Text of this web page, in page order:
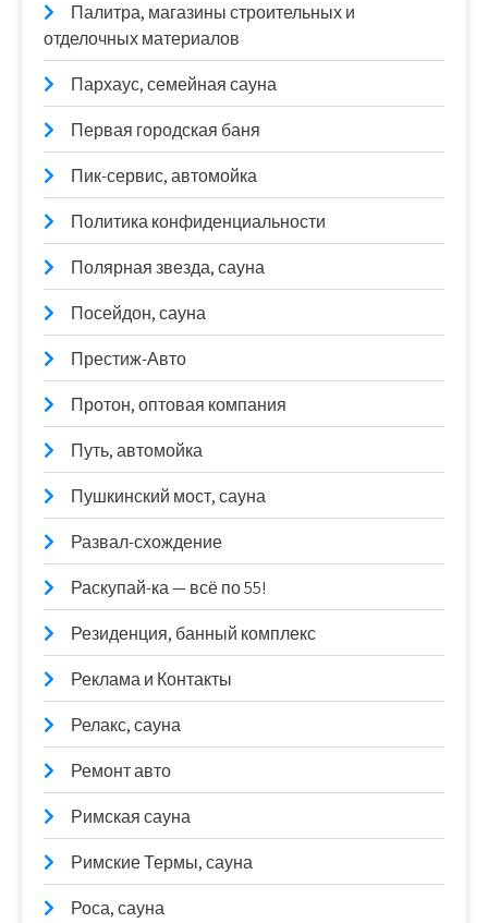
Палитра, магазины строительных и
отделочных материалов
Пархаус, семейная сауна
Первая городская баня
Пик-сервис, автомойка
Политика конфиденциальности
Полярная звезда, сауна
Посейдон, сауна
Престиж-Авто
Протон, оптовая компания
Путь, автомойка
Пушкинский мост, сауна
Развал-схождение
Раскупай-ка — всё по 55!
Резиденция, банный комплекс
Реклама и Контакты
Релакс, сауна
Ремонт авто
Римская сауна
Римские Термы, сауна
Роса, сауна